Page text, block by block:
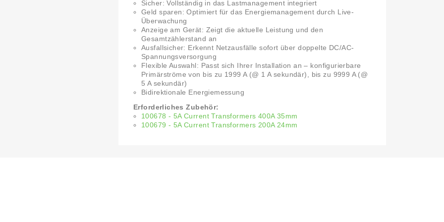
Sicher: Vollständig in das Lastmanagement integriert
Geld sparen: Optimiert für das Energiemanagement durch Live-
Überwachung
Anzeige am Gerät: Zeigt die aktuelle Leistung und den
Gesamtzählerstand an
Ausfallsicher: Erkennt Netzausfälle sofort über doppelte DC/AC-
Spannungsversorgung
Flexible Auswahl: Passt sich Ihrer Installation an – konfigurierbare
Primärströme von bis zu 1999 A (@ 1 A sekundär), bis zu 9999 A (@
5 A sekundär)
Bidirektionale Energiemessung
Erforderliches Zubehör:
100678 - 5A Current Transformers 400A 35mm
100679 - 5A Current Transformers 200A 24mm